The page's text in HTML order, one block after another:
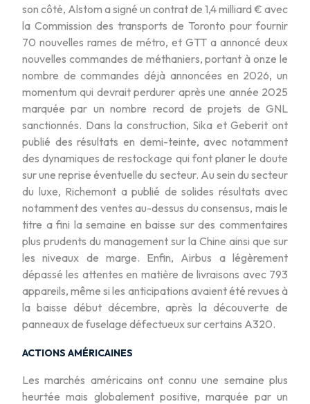
son côté, Alstom a signé un contrat de 1,4 milliard € avec
la Commission des transports de Toronto pour fournir
70 nouvelles rames de métro, et GTT a annoncé deux
nouvelles commandes de méthaniers, portant à onze le
nombre de commandes déjà annoncées en 2026, un
momentum qui devrait perdurer après une année 2025
marquée par un nombre record de projets de GNL
sanctionnés. Dans la construction, Sika et Geberit ont
publié des résultats en demi-teinte, avec notamment
des dynamiques de restockage qui font planer le doute
sur une reprise éventuelle du secteur. Au sein du secteur
du luxe, Richemont a publié de solides résultats avec
notamment des ventes au-dessus du consensus, mais le
titre a fini la semaine en baisse sur des commentaires
plus prudents du management sur la Chine ainsi que sur
les niveaux de marge. Enfin, Airbus a légèrement
dépassé les attentes en matière de livraisons avec 793
appareils, même si les anticipations avaient été revues à
la baisse début décembre, après la découverte de
panneaux de fuselage défectueux sur certains A320.
ACTIONS AMÉRICAINES
Les marchés américains ont connu une semaine plus
heurtée mais globalement positive, marquée par un